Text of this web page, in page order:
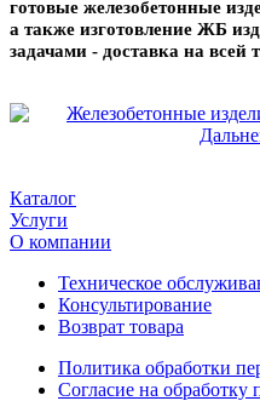
готовые железобетонные
а также изготовление ЖБ
задачами - доставка на всей
Каталог
Услуги
О компании
Техническое
Консультирование
Возврат товара
Политика обработки
Согласие на